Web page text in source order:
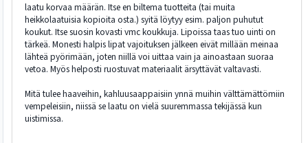
laatu korvaa määrän. Itse en biltema tuotteita (tai muita
heikkolaatuisia kopioita osta.) syitä löytyy esim. paljon puhutut
koukut. Itse suosin kovasti vmc koukkuja. Lipoissa taas tuo uinti on
tärkeä. Monesti halpis lipat vajoituksen jälkeen eivät millään meinaa
lähteä pyörimään, joten niillä voi uittaa vain ja ainoastaan suoraa
vetoa. Myös helposti ruostuvat materiaalit ärsyttävät valtavasti.
Mitä tulee haaveihin, kahluusaappaisiin ynnä muihin välttämättömiin
vempeleisiin, niissä se laatu on vielä suuremmassa tekijässä kun
uistimissa.